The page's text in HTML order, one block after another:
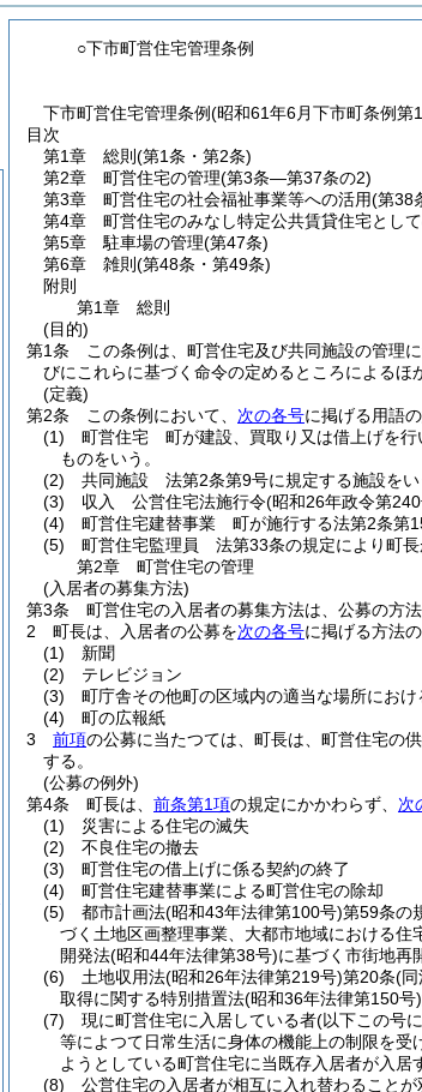
○下市町営住宅管理条例
下市町営住宅管理条例(昭和61年6月下市町条例第
目次
第1章
総則 (第1条・第2条)
第2章
町営住宅の管理(第3条―第37条の2)
第3章
町営住宅の社会福祉事業等への活用(第38
第4章
町営住宅のみなし特定公共賃貸住宅とし
第5章
駐車場の管理(第47条)
第6章
雑則 (第48条・第49条)
附則
第1章
総則
(目的)
第1条
この条例は、町営住宅及び共同施設の管理
びにこれらに基づく命令の定めるところによるほ
(定義)
第2条
この条例において、 次の各号に掲げる用語
(1)
町営住宅 町が建設、買取り又は借上げを行
ものをいう。
(2)
共同施設 法第2条第9号に規定する施設をい
(3)
収入 公営住宅法施行令(昭和26年政令第
(4)
町営住宅建替事業 町が施行する法第2条第
(5)
町営住宅監理員 法第33条の規定により町長
第2章
町営住宅の管理
(入居者の募集方法)
第3条
町営住宅の入居者の募集方法は、公募の方法
2
町長は、入居者の公募を次の各号に掲げる方法
(1)
新聞
(2)
テレビジョン
(3)
町庁舎その他町の区域内の適当な場所におけ
(4)
町の広報紙
3
前項の公募に当たつては、町長は、町営住宅の
する。
(公募の例外)
第4条
町長は、 前条第1項の規定にかかわらず、 次
(1)
災害による住宅の滅失
(2)
不良住宅の撤去
(3)
町営住宅の借上げに係る契約の終了
(4)
町営住宅建替事業による町営住宅の除却
(5)
都市計画法(昭和43年法律第100号)第59条の
づく土地区画整理事業、大都市地域における
開発法(昭和44年法律第38号)に基づく市街地再
(6)
土地収用法(昭和26年法律第219号)第20条(同
取得に関する特別措置法(昭和36年法律第150号)
(7)
現に町営住宅に入居している者(以下この号
等によつて日常生活に身体の機能上の制限を
ようとしている町営住宅に当既存入居者が入居
(8)
公営住宅の入居者が相互に入れ替わることが